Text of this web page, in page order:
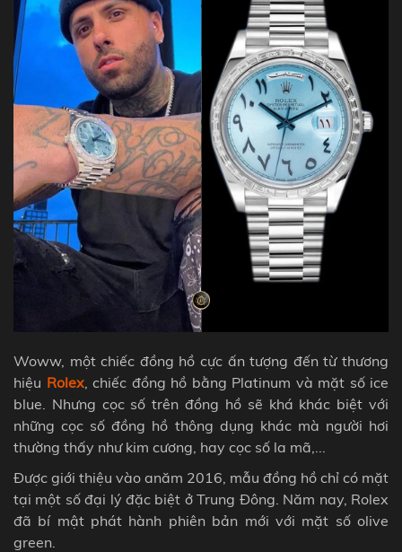
Woww, một chiếc đồng hồ cực ấn tượng đến từ thương
hiệu Rolex, chiếc đồng hồ bằng Platinum và mặt số ice
blue. Nhưng cọc số trên đồng hồ sẽ khá khác biệt với
những cọc số đồng hồ thông dụng khác mà người hơi
thường thấy như kim cương, hay cọc số la mã,...
Được giới thiệu vào anăm 2016, mẫu đồng hồ chỉ có mặt
tại một số đại lý đặc biệt ở Trung Đông. Năm nay, Rolex
đã bí mật phát hành phiên bản mới với mặt số olive
green.